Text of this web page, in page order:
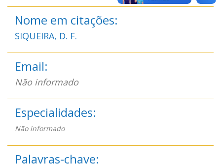
Nome em citações:
SIQUEIRA, D. F.
Email:
Não informado
Especialidades:
Não informado
Palavras-chave: